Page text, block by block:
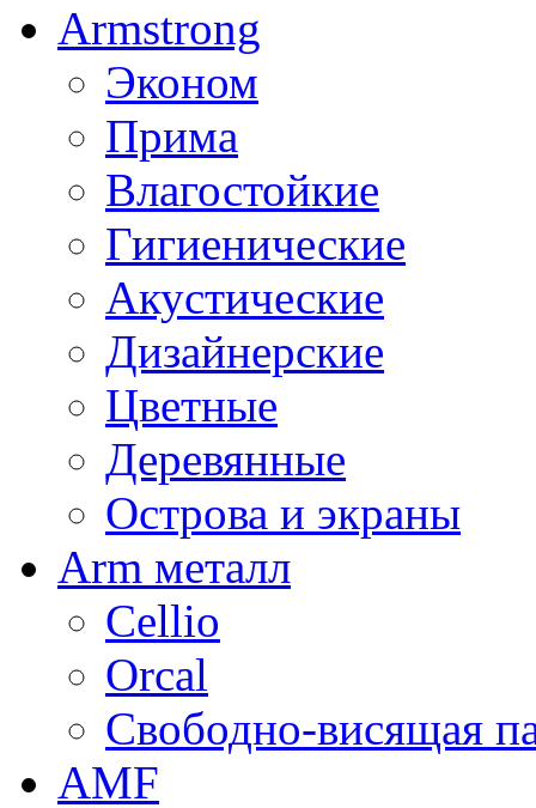
Armstrong
Эконом
Прима
Влагостойкие
Гигиенические
Акустические
Дизайнерские
Цветные
Деревянные
Острова и экраны
Arm металл
Cellio
Orcal
Свободно-висящая
AMF